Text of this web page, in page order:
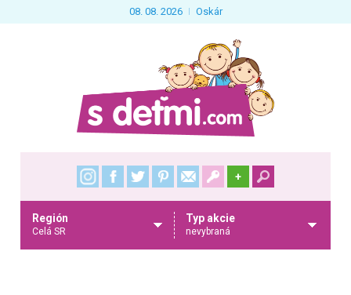
08. 08. 2026 Oskár
+
Región
Celá SR
Typ akcie
nevybraná